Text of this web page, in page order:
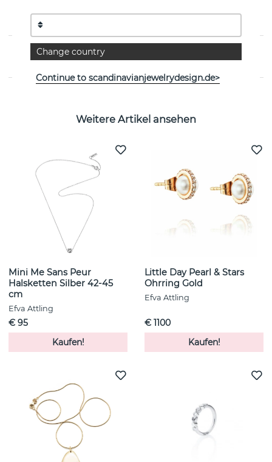
PRODUKTBESCHREIBUNG
EIGENSCHAFTEN
Weitere Artikel ansehen
Mini Me Sans Peur
Halsketten Silber 42-45
cm
Efva Attling
€ 95
Kaufen!
Little Day Pearl & Stars
Ohrring Gold
Efva Attling
€ 1100
Kaufen!
Change country
Continue to scandinavianjewelrydesign.de>